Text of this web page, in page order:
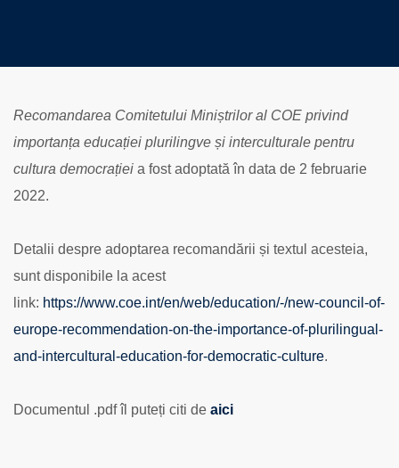
Recomandarea Comitetului Miniștrilor al COE privind
importanța educației plurilingve și interculturale pentru
cultura democrației a fost adoptată în data de 2 februarie
2022.
Detalii despre adoptarea recomandării și textul acesteia,
sunt disponibile la acest
link: https://www.coe.int/en/web/education/-/new-council-of-
europe-recommendation-on-the-importance-of-plurilingual-
and-intercultural-education-for-democratic-culture.
Documentul .pdf îl puteți citi de aici